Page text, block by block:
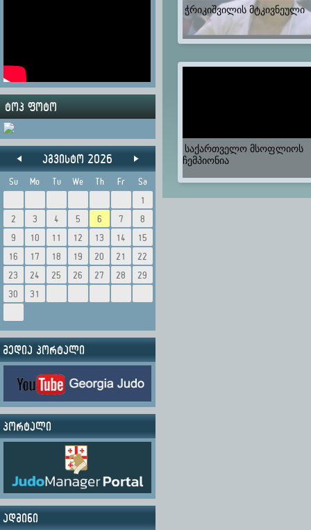
ტოპ ფოტო
აგვისტო 2026
Su Mo Tu We Th Fr
Sa
1
2
3 4 5 6 7
8
9
10 11 12 13 14
15
16
17 18 19 20 21
22
23
24 25 26 27 28
29
30
31
მედია პორტალი
პორტალი
ადმინი
ჭრიკიშვილის მტკივნეული
საქართველო მსოფლიოს
ჩემპიონია